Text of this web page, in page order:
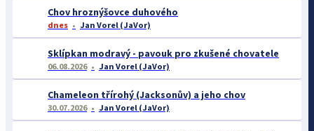
Chov hroznýšovce duhového
dnes Jan Vorel (JaVor)
Sklípkan modravý - pavouk pro zkušené chovatele
06.08.2026 Jan Vorel (JaVor)
Chameleon třírohý (Jacksonův) a jeho chov
30.07.2026 Jan Vorel (JaVor)